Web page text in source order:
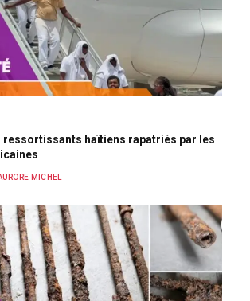
ressortissants haïtiens rapatriés par les
MICHEL